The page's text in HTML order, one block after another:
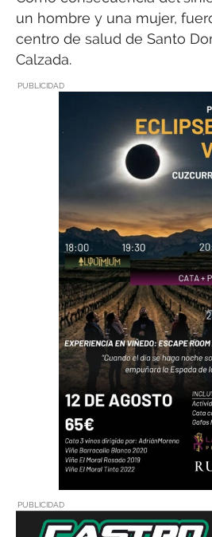
un hombre y una mujer,
centro de salud de Santo
Calzada.
PUBLICIDAD
PUBLICIDAD